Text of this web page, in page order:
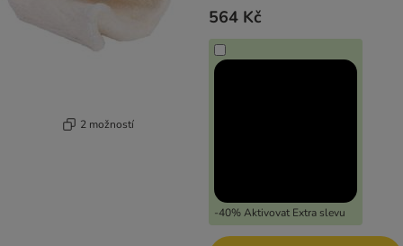
2 možností
564 Kč
-40% Aktivovat Extra slevu